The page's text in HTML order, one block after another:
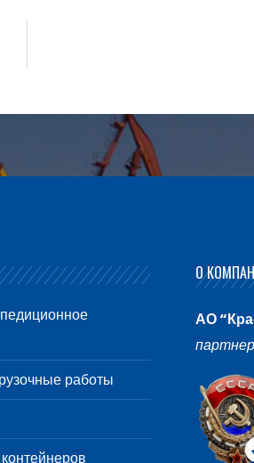
работы
О
АО